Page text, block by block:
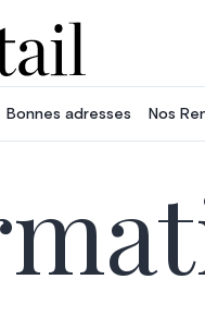
Bonnes adresses Nos